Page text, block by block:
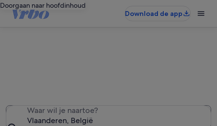
Doorgaan naar hoofdinhoud
Download de app
Waar wil je naartoe?
Vlaanderen, België